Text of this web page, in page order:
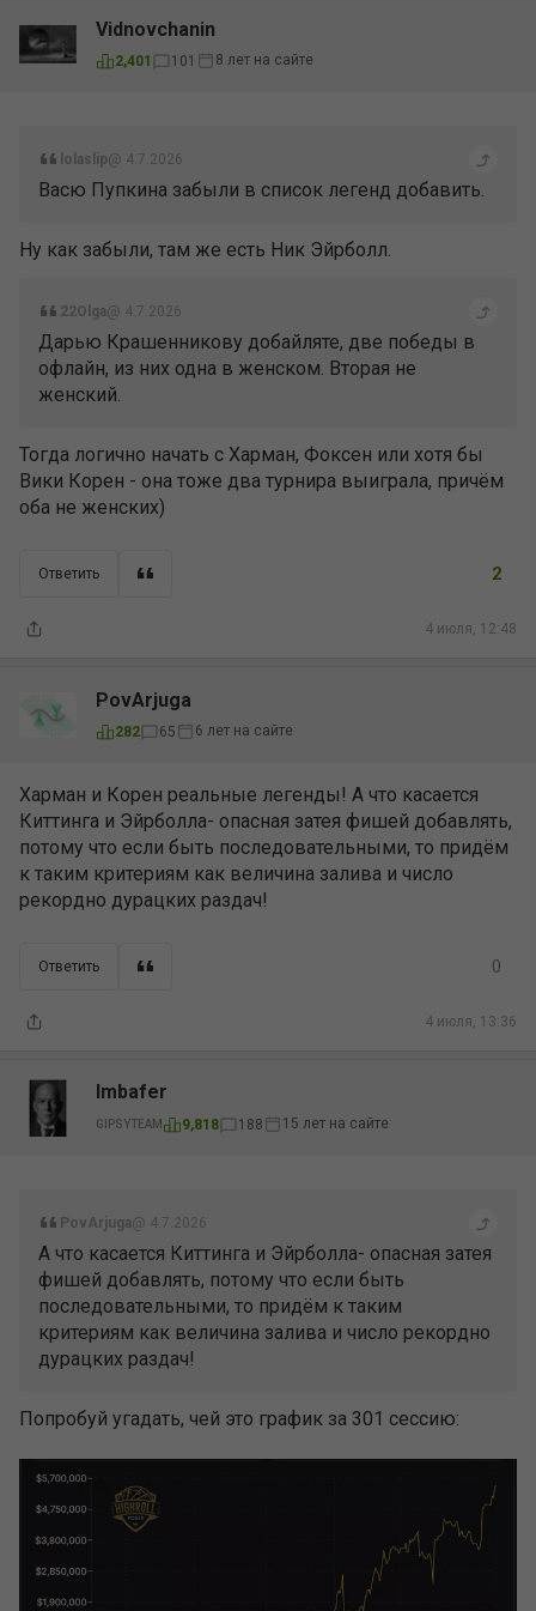
Vidnovchanin
2,401 101 8 лет на сайте
lolaslip@ 4.7.2026
Васю Пупкина забыли в список легенд добавить.
Ну как забыли, там же есть Ник Эйрболл.
22Olga@ 4.7.2026
Дарью Крашенникову добайляте, две победы в
офлайн, из них одна в женском. Вторая не
женский.
Тогда логично начать с Харман, Фоксен или хотя бы
Вики Корен - она тоже два турнира выиграла, причём
оба не женских)
Ответить
4 июля, 12:48
2
PovArjuga
282 65 6 лет на сайте
Харман и Корен реальные легенды! А что касается
Киттинга и Эйрболла- опасная затея фишей добавлять,
потому что если быть последовательными, то придём
к таким критериям как величина залива и число
рекордно дурацких раздач!
Ответить
4 июля, 13:36
0
Imbafer
GIPSYTEAM 9,818 188 15 лет на сайте
PovArjuga@ 4.7.2026
А что касается Киттинга и Эйрболла- опасная затея
фишей добавлять, потому что если быть
последовательными, то придём к таким
критериям как величина залива и число рекордно
дурацких раздач!
Попробуй угадать, чей это график за 301 сессию: